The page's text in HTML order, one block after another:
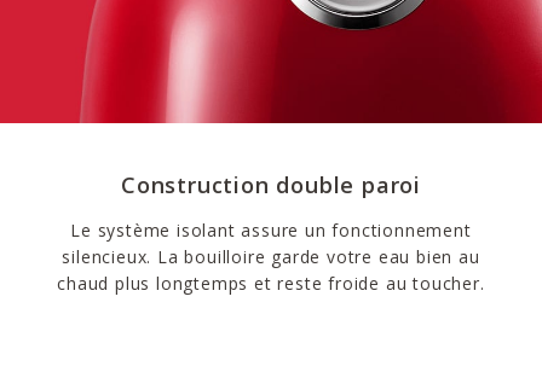
Construction double paroi
Le système isolant assure un fonctionnement
silencieux. La bouilloire garde votre eau bien au
chaud plus longtemps et reste froide au toucher.